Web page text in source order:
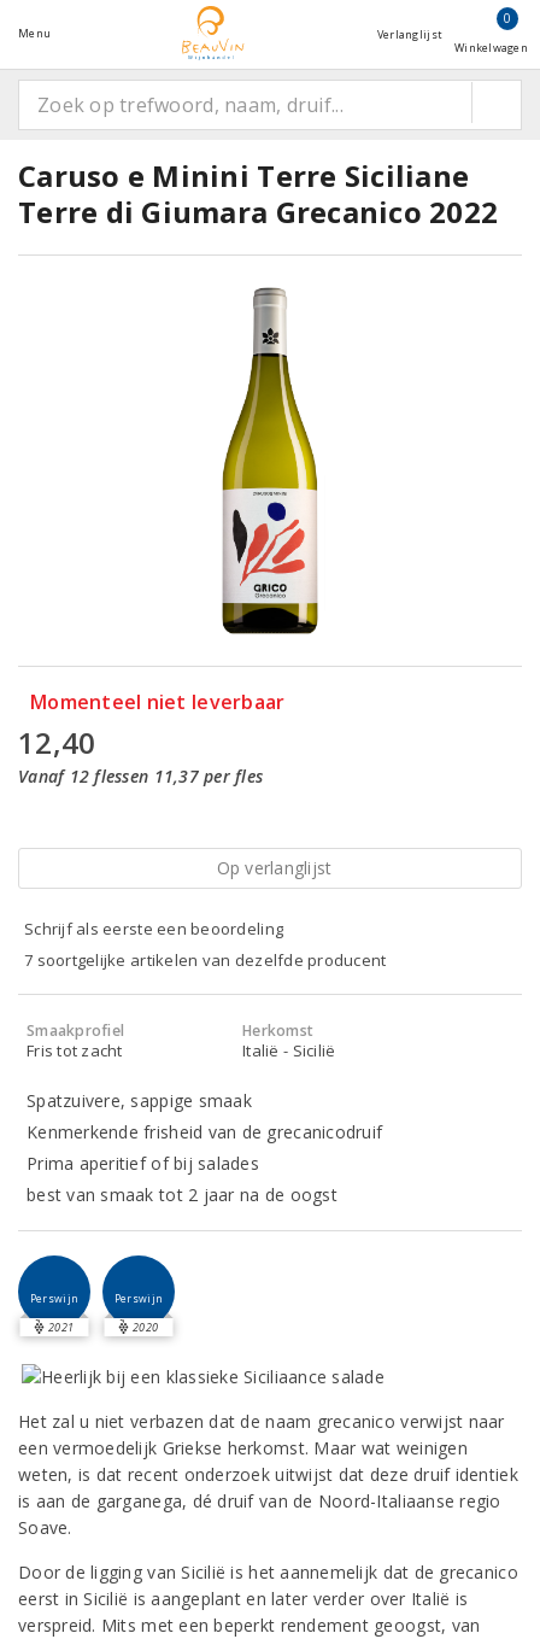
Menu Verlanglijst
0
Winkelwagen
Caruso e Minini Terre Siciliane
Terre di Giumara Grecanico 2022
Momenteel niet leverbaar
12,40
Vanaf 12 flessen 11,37 per fles
Op verlanglijst
Schrijf als eerste een beoordeling
7 soortgelijke artikelen van dezelfde producent
Smaakprofiel
Fris tot zacht
Herkomst
Italië - Sicilië
Spatzuivere, sappige smaak
Kenmerkende frisheid van de grecanicodruif
Prima aperitief of bij salades
best van smaak tot 2 jaar na de oogst
Perswijn
2021
Perswijn
2020
Het zal u niet verbazen dat de naam grecanico verwijst naar
een vermoedelijk Griekse herkomst. Maar wat weinigen
weten, is dat recent onderzoek uitwijst dat deze druif identiek
is aan de garganega, dé druif van de Noord-Italiaanse regio
Soave.
Door de ligging van Sicilië is het aannemelijk dat de grecanico
eerst in Sicilië is aangeplant en later verder over Italië is
verspreid. Mits met een beperkt rendement geoogst, van